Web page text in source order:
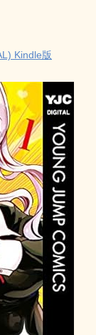
Kindle版